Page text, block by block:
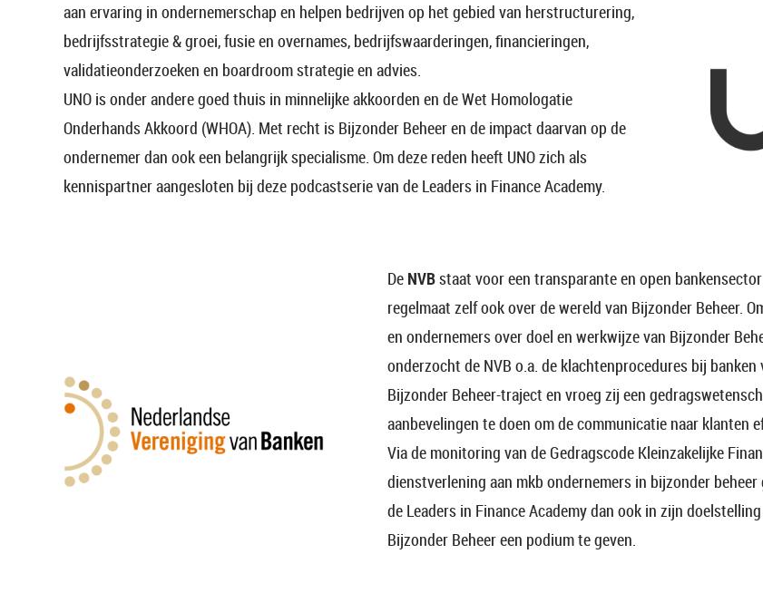
aan ervaring in ondernemerschap en helpen bedrijven op het gebied van herstructurering,
bedrijfsstrategie & groei, fusie en overnames, bedrijfswaarderingen, financieringen,
validatieonderzoeken en boardroom strategie en advies.
UNO is onder andere goed thuis in minnelijke akkoorden en de Wet Homologatie
Onderhands Akkoord (WHOA). Met recht is Bijzonder Beheer en de impact daarvan op de
ondernemer dan ook een belangrijk specialisme. Om deze reden heeft UNO zich als
kennispartner aangesloten bij deze podcastserie van de Leaders in Finance Academy.
De NVBstaat voor een transparante en open
regelmaat zelf ook over de wereld van Bijzonder Beheer.
en ondernemers over doel en werkwijze van Bijzonder
onderzocht de NVB o.a. de klachtenprocedures bij
Bijzonder Beheer-traject en vroeg zij een
aanbevelingen te doen om de communicatie naar klanten
Via de monitoring van de Gedragscode Kleinzakelijke
dienstverlening aan mkb ondernemers in bijzonder
de Leaders in Finance Academy dan ook in zijn
Bijzonder Beheer een podium te geven.